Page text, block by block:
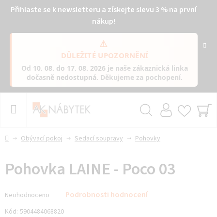
Přihlaste se k newsletteru a získejte slevu 3 % na první
nákup!
⚠️
DŮLEŽITÉ UPOZORNĚNÍ
Od 10. 08. do 17. 08. 2026 je naše zákaznická linka
dočasně nedostupná. Děkujeme za pochopení.
DomůObývací pokoj Sedací soupravy Pohovky
Pohovka LAINE - Poco 03
hodnocení
produktu
Neohodnoceno Podrobnosti hodnocení
Kód: 5904484068820